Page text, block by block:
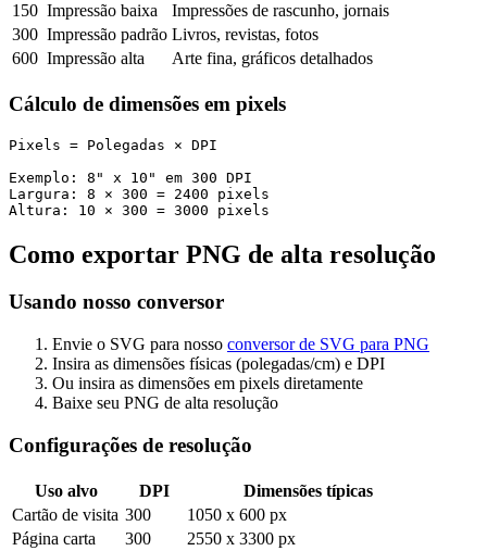
150 Impressão baixa
Impressões de rascunho, jornais
300 Impressão padrão Livros, revistas, fotos
600 Impressão alta Arte fina, gráficos detalhados
Cálculo de dimensões em pixels
Pixels = Polegadas × DPI
Exemplo: 8" x 10" em 300 DPI
Largura: 8 × 300 = 2400 pixels
Como exportar PNG de alta resolução
Usando nosso conversor
Envie o SVG para nosso conversor de SVG para PNG
Insira as dimensões físicas (polegadas/cm) e DPI
Ou insira as dimensões em pixels diretamente
Baixe seu PNG de alta resolução
Configurações de resolução
Uso alvo DPI
Dimensões típicas
Cartão de visita 300
1050 x 600 px
Página carta
300
2550 x 3300 px